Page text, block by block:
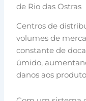
de Rio das Ostras
Centros de
volumes de
constante de
úmido,
danos aos